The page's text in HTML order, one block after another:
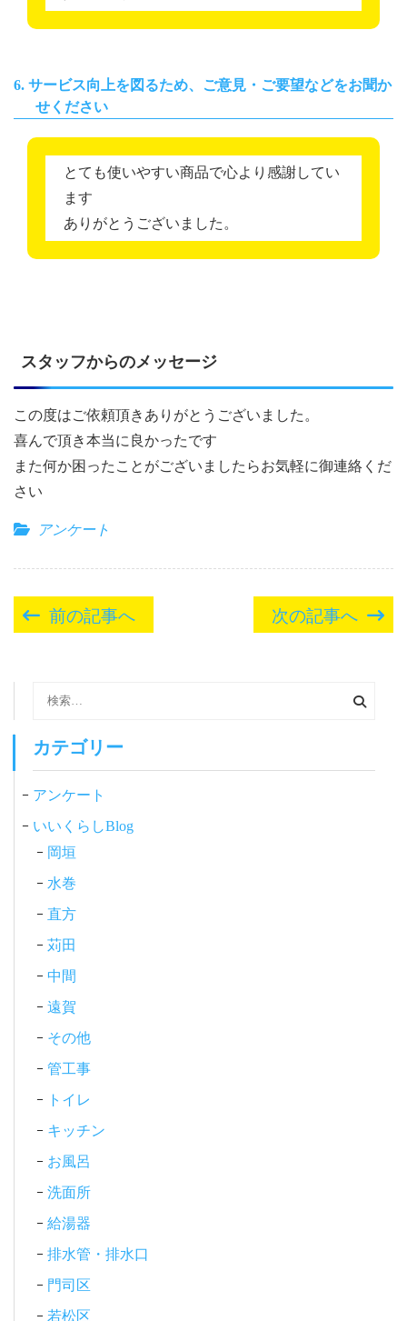
6. サービス向上を図るため、ご意見・ご要望などをお聞か
せください
とても使いやすい商品で心より感謝してい
ます
ありがとうございました。
スタッフからのメッセージ
この度はご依頼頂きありがとうございました。
喜んで頂き本当に良かったです
また何か困ったことがございましたらお気軽に御連絡くだ
さい
アンケート
投
稿
ゲ
シ
ョ
ン
前の記事へ 次の記事へ
カテゴリー
アンケート
いいくらしBlog
岡垣
水巻
直方
苅田
中間
遠賀
その他
管工事
トイレ
キッチン
お風呂
洗面所
給湯器
排水管・排水口
門司区
若松区